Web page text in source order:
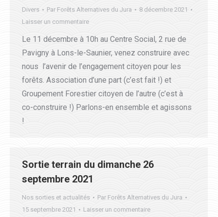
Divers Par Forêts Alternatives du Jura
8 décembre 2021
Laisser un commentaire
Le 11 décembre à 10h au Centre Social, 2 rue de
Pavigny à Lons-le-Saunier, venez construire avec
nous l’avenir de l’engagement citoyen pour les
forêts. Association d’une part (c’est fait !) et
Groupement Forestier citoyen de l’autre (c’est à
co-construire !) Parlons-en ensemble et agissons
!
Sortie terrain du dimanche 26
septembre 2021
Nos sorties et actualités Par Forêts Alternatives du Jura
15 septembre 2021
Laisser un commentaire